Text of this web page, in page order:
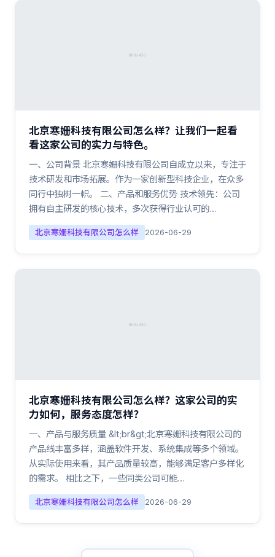
北京寒姗科技有限公司怎么样？让我们一起看
看这家公司的实力与特色。
一、公司背景 北京寒姗科技有限公司自成立以来，专注于
技术研发和市场拓展。作为一家创新型科技企业，在众多
同行中独树一帜。 二、产品和服务优势 技术领先：公司
拥有自主研发的核心技术，多次获得行业认可的…
北京寒姗科技有限公司怎么样 2026-06-29
北京寒姗科技有限公司怎么样？这家公司的实
力如何，服务态度怎样？
一、产品与服务质量 &lt;br&gt;北京寒姗科技有限公司的
产品线丰富多样，涵盖软件开发、系统集成等多个领域。
从实际使用来看，其产品质量较高，能够满足客户多样化
的需求。 相比之下，一些同类公司可能…
北京寒姗科技有限公司怎么样 2026-06-29